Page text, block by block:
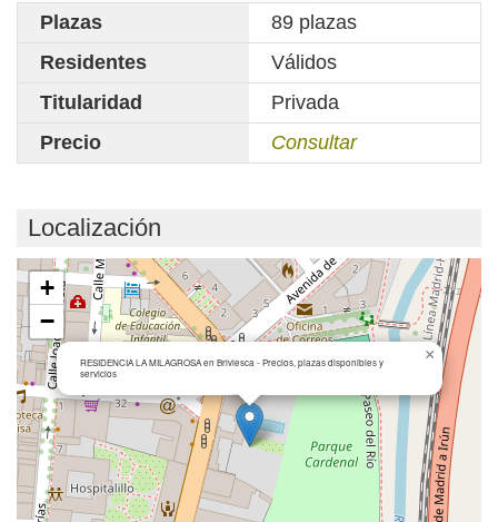
Plazas
89 plazas
Residentes
Válidos
Titularidad
Privada
Precio
Consultar
Localización
Cargando mapa...
RESIDENCIA LA MILAGROSA en Briviesca - Precios, plazas disponibles y
servicios
×
+
−